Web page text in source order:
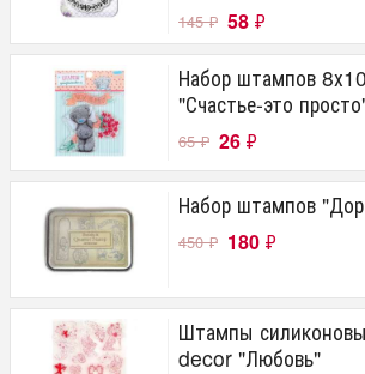
145₽ 58 ₽
Набор штампов
"Счастье-это
65₽ 26 ₽
Набор штампов
450₽ 180 ₽
Штампы
decor "Любовь"